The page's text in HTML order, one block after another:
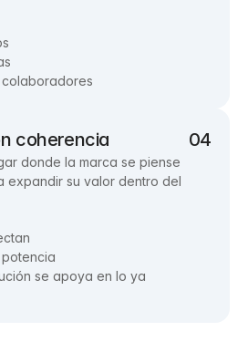
coherencia 04
donde la marca se piense
expandir su valor dentro del
se apoya en lo ya